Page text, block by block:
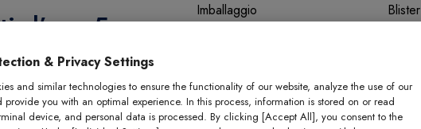
d’oro 5 g -
ne garantisce l'autenticità,
Imballaggio
Blister
& Privacy Settings
and similar technologies to ensure the functionality of our website, analyze the use of our
provide you with an optimal experience. In this process, information is stored on or read
device, and personal data is processed. By clicking [Accept All], you consent to the